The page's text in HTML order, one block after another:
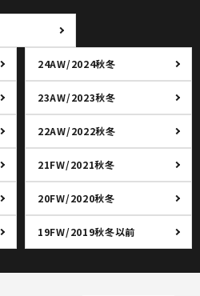
24AW/2024秋冬
23AW/2023秋冬
22AW/2022秋冬
21FW/2021秋冬
20FW/2020秋冬
19FW/2019秋冬以前